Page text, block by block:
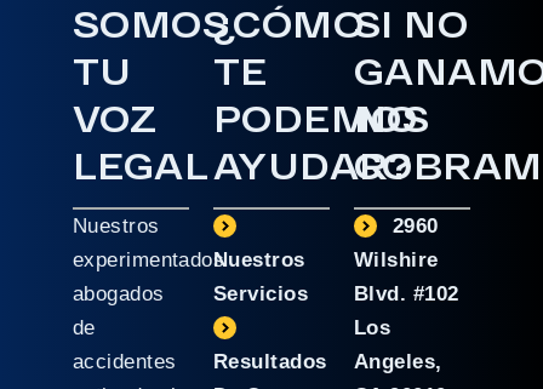
SOMOS
TU
VOZ
LEGAL
Nuestros
experimentados
abogados
de
accidentes
¿CÓMO
TE
PODEMOS
AYUDAR?
Nuestros
Servicios
Resultados
SI NO
NO
2960
Wilshire
Blvd. #102
Los
Angeles,